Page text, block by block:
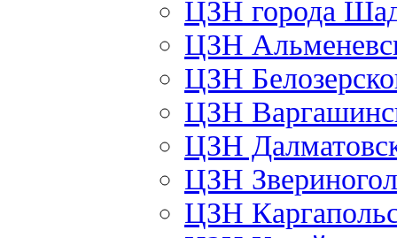
ЦЗН города
ЦЗН
ЦЗН
ЦЗН
ЦЗН
ЦЗН
ЦЗН